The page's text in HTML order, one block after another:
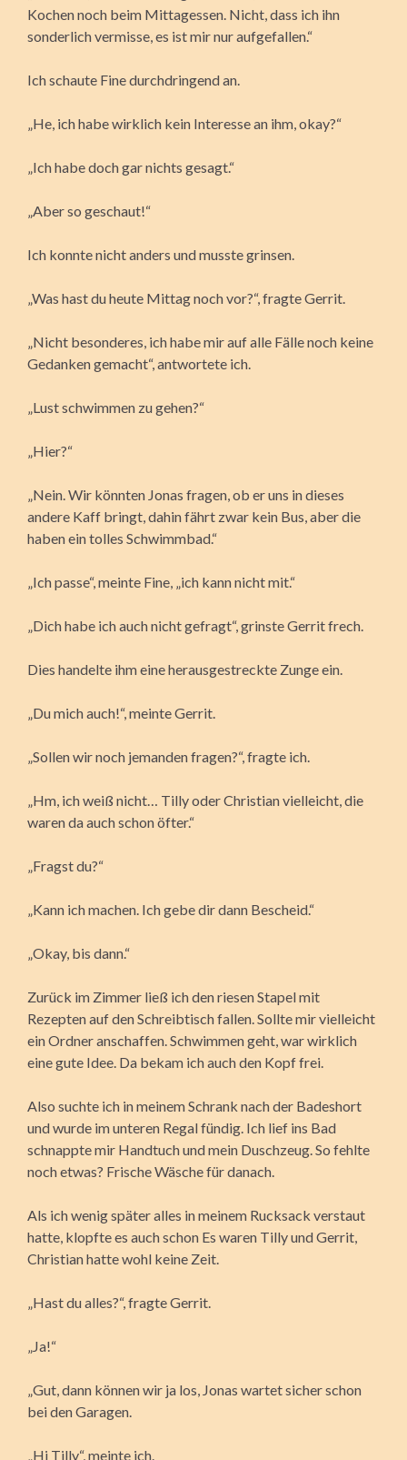
Kochen noch beim Mittagessen. Nicht, dass ich ihn
sonderlich vermisse, es ist mir nur aufgefallen.“
Ich schaute Fine durchdringend an.
„He, ich habe wirklich kein Interesse an ihm, okay?“
„Ich habe doch gar nichts gesagt.“
„Aber so geschaut!“
Ich konnte nicht anders und musste grinsen.
„Was hast du heute Mittag noch vor?“, fragte Gerrit.
„Nicht besonderes, ich habe mir auf alle Fälle noch keine
Gedanken gemacht“, antwortete ich.
„Lust schwimmen zu gehen?“
„Hier?“
„Nein. Wir könnten Jonas fragen, ob er uns in dieses
andere Kaff bringt, dahin fährt zwar kein Bus, aber die
haben ein tolles Schwimmbad.“
„Ich passe“, meinte Fine, „ich kann nicht mit.“
„Dich habe ich auch nicht gefragt“, grinste Gerrit frech.
Dies handelte ihm eine herausgestreckte Zunge ein.
„Du mich auch!“, meinte Gerrit.
„Sollen wir noch jemanden fragen?“, fragte ich.
„Hm, ich weiß nicht… Tilly oder Christian vielleicht, die
waren da auch schon öfter.“
„Fragst du?“
„Kann ich machen. Ich gebe dir dann Bescheid.“
„Okay, bis dann.“
Zurück im Zimmer ließ ich den riesen Stapel mit
Rezepten auf den Schreibtisch fallen. Sollte mir vielleicht
ein Ordner anschaffen. Schwimmen geht, war wirklich
eine gute Idee. Da bekam ich auch den Kopf frei.
Also suchte ich in meinem Schrank nach der Badeshort
und wurde im unteren Regal fündig. Ich lief ins Bad
schnappte mir Handtuch und mein Duschzeug. So fehlte
noch etwas? Frische Wäsche für danach.
Als ich wenig später alles in meinem Rucksack verstaut
hatte, klopfte es auch schon Es waren Tilly und Gerrit,
Christian hatte wohl keine Zeit.
„Hast du alles?“, fragte Gerrit.
„Ja!“
„Gut, dann können wir ja los, Jonas wartet sicher schon
bei den Garagen.
„Hi Tilly“, meinte ich.